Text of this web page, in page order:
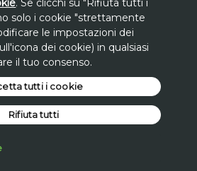
San Lorenzo valida
agostosul sito avon.it.
si applica, a fronte di una
100€, inserendo a carrello
STAR30
Lorenzo applicata
valore dell'intero carrello a
spesa minima.
. Se clicchi su "Rifiuta tutti i
solo i cookie "strettamente
le impostazioni dei
dei cookie) in qualsiasi
il tuo consenso.
Rifiuta tutti
tutti i cookie